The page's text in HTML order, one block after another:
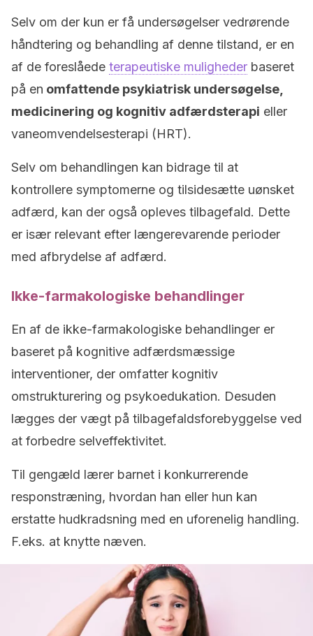
Selv om der kun er få undersøgelser vedrørende
håndtering og behandling af denne tilstand, er en
af de foreslåede terapeutiske muligheder baseret
på en omfattende psykiatrisk undersøgelse,
medicinering og kognitiv adfærdsterapi eller
vaneomvendelsesterapi (HRT).
Selv om behandlingen kan bidrage til at
kontrollere symptomerne og tilsidesætte uønsket
adfærd, kan der også opleves tilbagefald. Dette
er især relevant efter længerevarende perioder
med afbrydelse af adfærd.
Ikke-farmakologiske behandlinger
En af de ikke-farmakologiske behandlinger er
baseret på kognitive adfærdsmæssige
interventioner, der omfatter kognitiv
omstrukturering og psykoedukation. Desuden
lægges der vægt på tilbagefaldsforebyggelse ved
at forbedre selveffektivitet.
Til gengæld lærer barnet i konkurrerende
responstræning, hvordan han eller hun kan
erstatte hudkradsning med en uforenelig handling.
F.eks. at knytte næven.